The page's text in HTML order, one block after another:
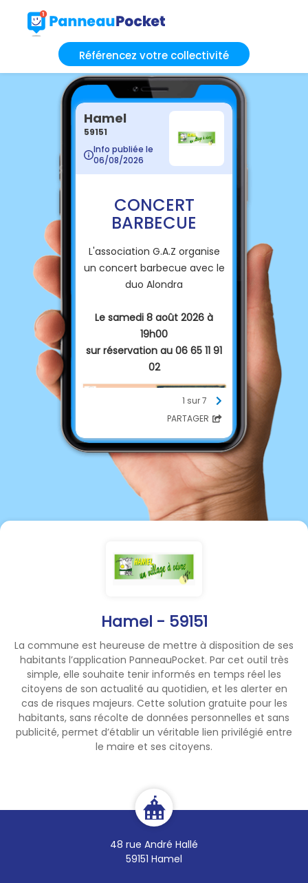
Référencez votre collectivité
Hamel - 59151
La commune est heureuse de mettre à disposition de ses
habitants l’application PanneauPocket. Par cet outil très
simple, elle souhaite tenir informés en temps réel les
citoyens de son actualité au quotidien, et les alerter en
cas de risques majeurs. Cette solution gratuite pour les
habitants, sans récolte de données personnelles et sans
publicité, permet d’établir un véritable lien privilégié entre
le maire et ses citoyens.
48 rue André Hallé
59151 Hamel
Hamel
59151
Info publiée le
06/08/2026
CONCERT
BARBECUE
L'association G.A.Z organise
un concert barbecue avec le
duo Alondra
Le samedi 8 août 2026 à
19h00
sur réservation au 06 65 11 91
02
1 sur 7
PARTAGER